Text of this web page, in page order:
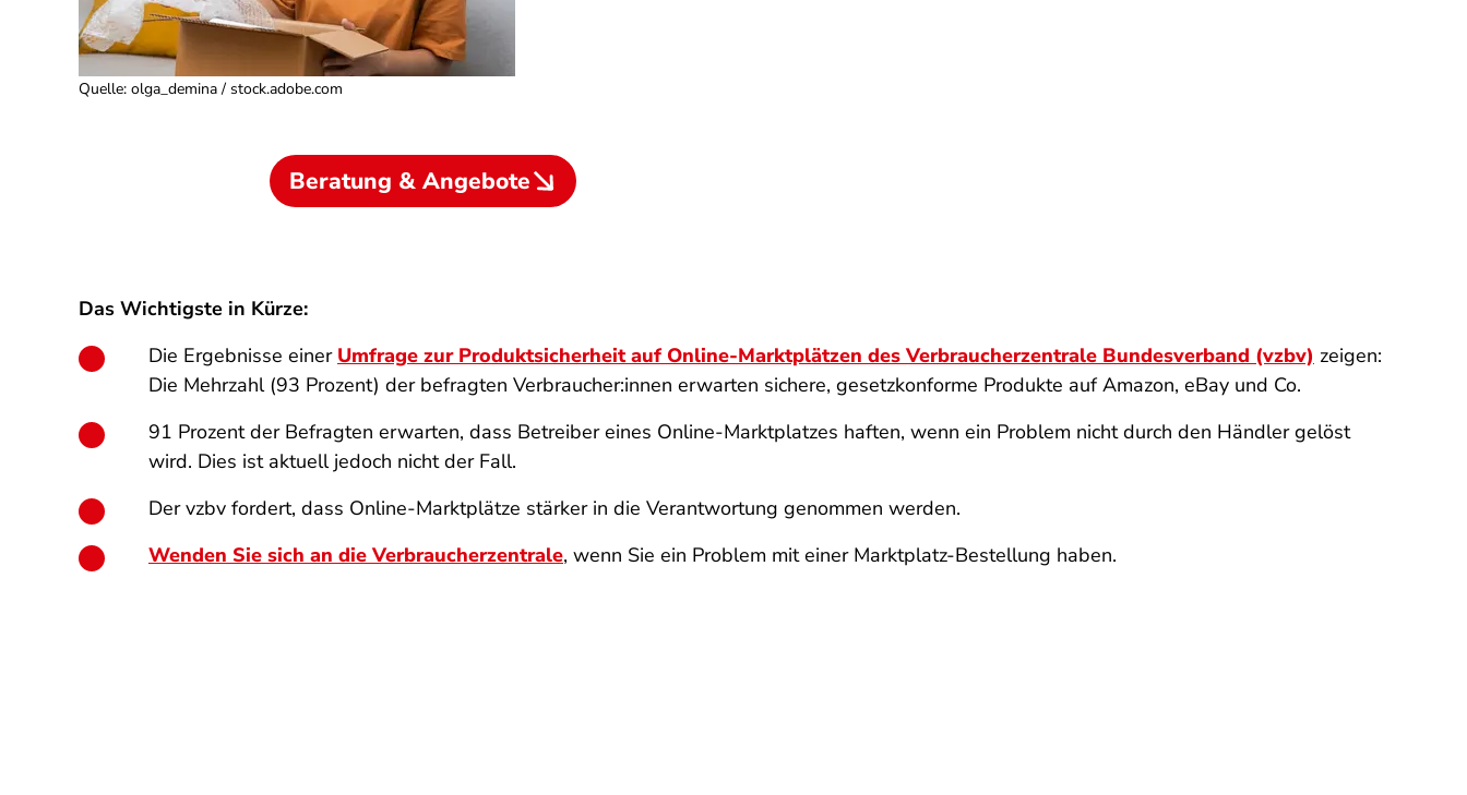
Quelle: olga_demina / stock.adobe.com
Beratung & Angebote
Das Wichtigste in Kürze:
Die Ergebnisse einer Umfrage zur Produktsicherheit auf Online-Marktplätzen des Verbraucherzentrale Bundesverband (vzbv) zeigen:
Die Mehrzahl (93 Prozent) der befragten Verbraucher:innen erwarten sichere, gesetzkonforme Produkte auf Amazon, eBay und Co.
91 Prozent der Befragten erwarten, dass Betreiber eines Online-Marktplatzes haften, wenn ein Problem nicht durch den Händler gelöst
wird. Dies ist aktuell jedoch nicht der Fall.
Der vzbv fordert, dass Online-Marktplätze stärker in die Verantwortung genommen werden.
Wenden Sie sich an die Verbraucherzentrale, wenn Sie ein Problem mit einer Marktplatz-Bestellung haben.